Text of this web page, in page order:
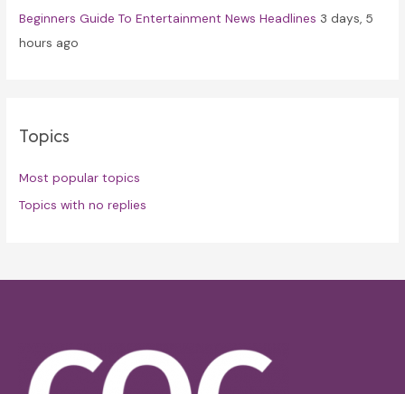
Beginners Guide To Entertainment News Headlines 3 days, 5
hours ago
Topics
Most popular topics
Topics with no replies